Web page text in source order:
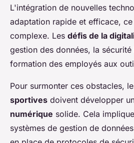
L'intégration de nouvelles
adaptation rapide et efficace,
complexe. Les défis de la
gestion des données, la
formation des employés aux
Pour surmonter ces obstacles,
sportives doivent développer
numérique solide. Cela
systèmes de gestion de